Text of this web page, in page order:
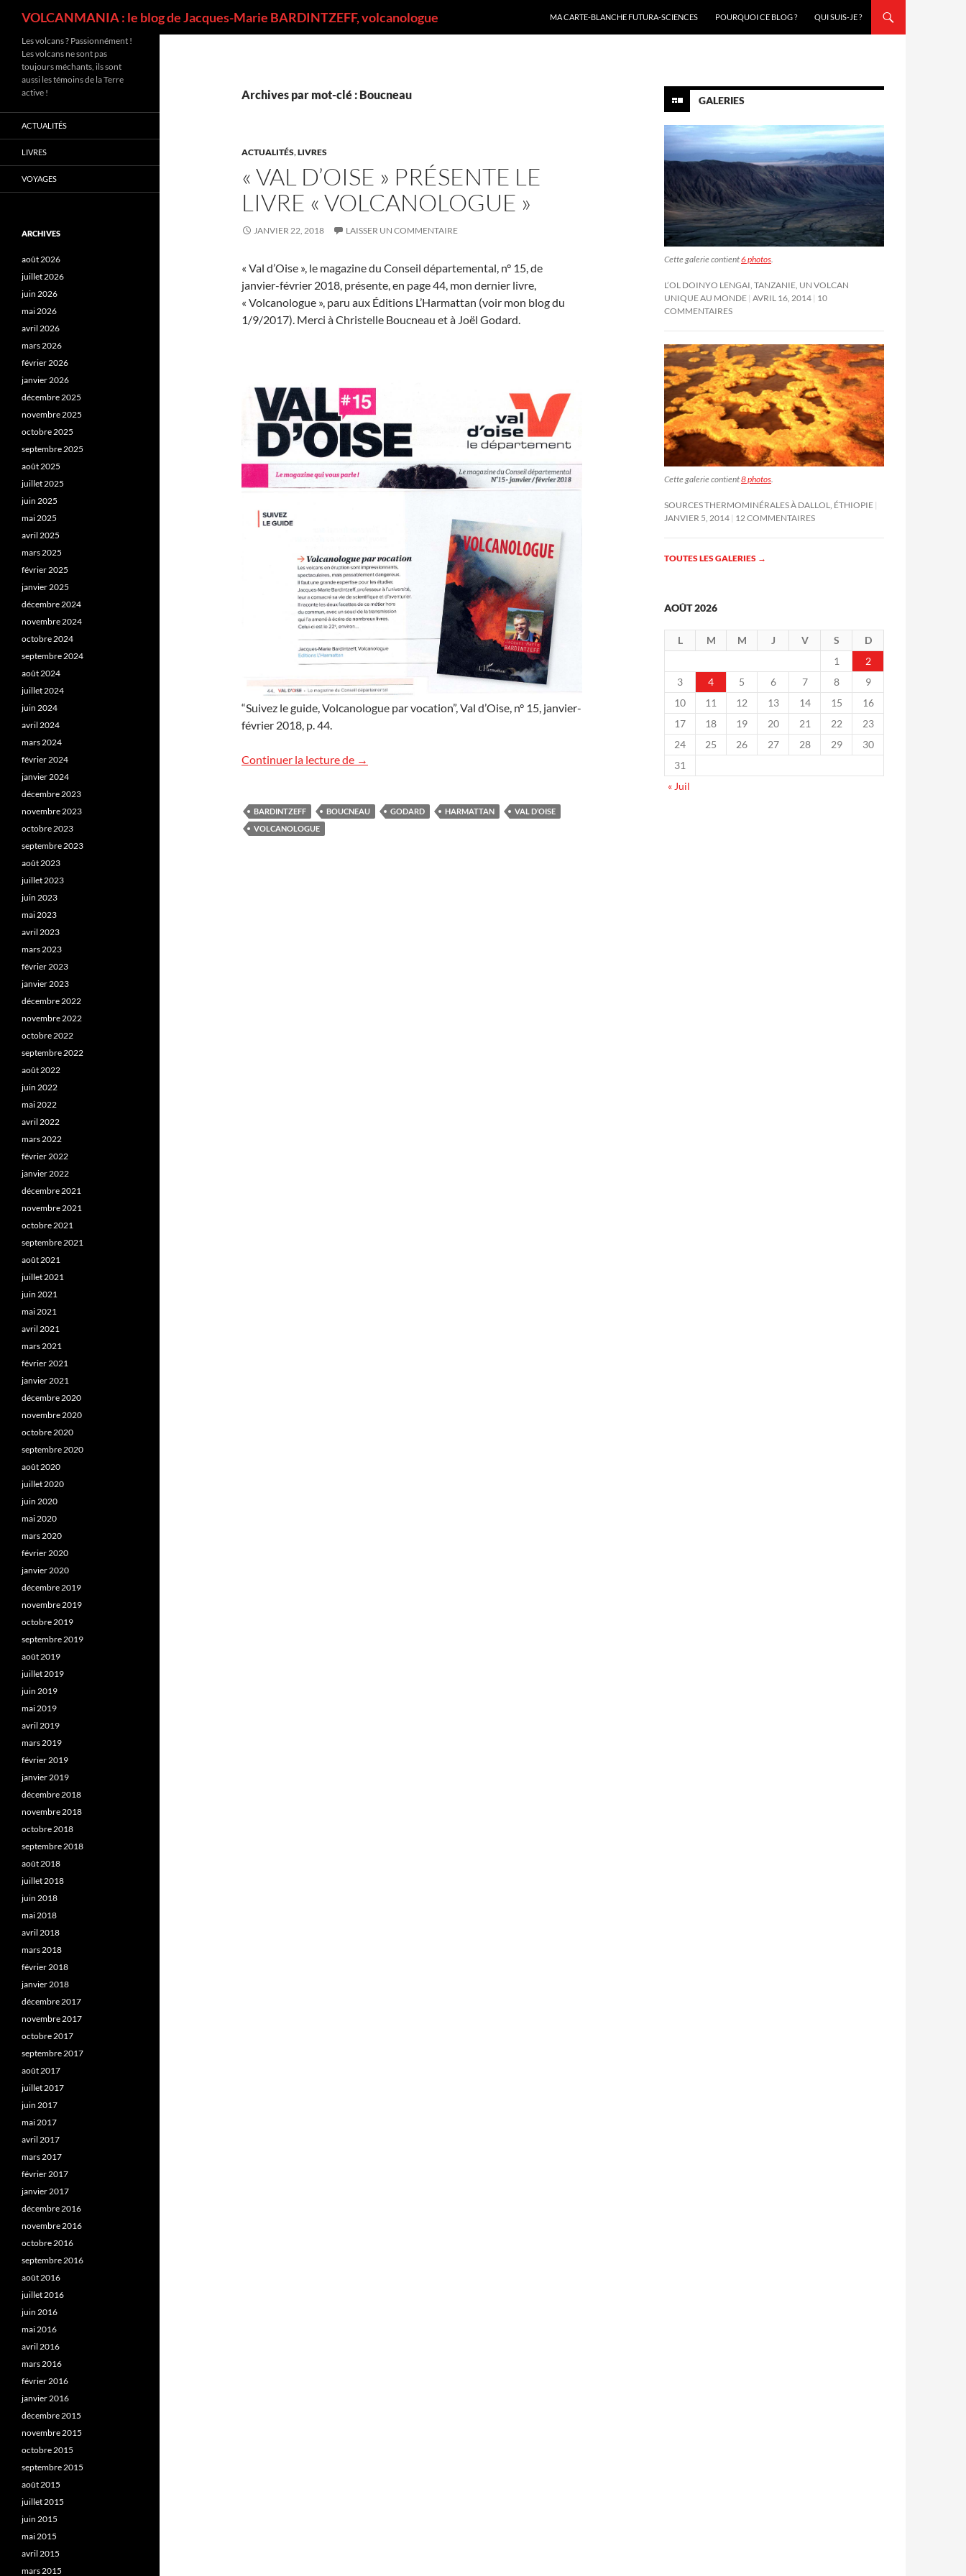
VOLCANMANIA : le blog de Jacques-Marie BARDINTZEFF, volcanologue
MA CARTE-BLANCHE FUTURA-SCIENCES
POURQUOI CE BLOG ? QUI SUIS-JE ?
Archives par mot-clé : Boucneau
ACTUALITÉS,LIVRES
« VAL D’OISE » PRÉSENTE LE
LIVRE « VOLCANOLOGUE »
JANVIER 22, 2018 LAISSER UN COMMENTAIRE
« Val d’Oise », le magazine du Conseil départemental, n° 15, de
janvier-février 2018, présente, en page 44, mon dernier livre,
« Volcanologue », paru aux Éditions L’Harmattan (voir mon blog du
1/9/2017). Merci à Christelle Boucneau et à Joël Godard.
“Suivez le guide, Volcanologue par vocation”, Val d’Oise, n° 15, janvier-
février 2018, p. 44.
Continuer la lecture de « Val d’Oise » présente le livre « Volcanologue »
→
BARDINTZEFF BOUCNEAU GODARD HARMATTAN
VAL D’OISE
VOLCANOLOGUE
GALERIES
Cette galerie contient6 photos.
L’OL DOINYO LENGAI, TANZANIE, UN VOLCAN
UNIQUE AU MONDE AVRIL 16, 2014 10
COMMENTAIRES
Cette galerie contient8 photos
SOURCES THERMOMINÉRALES À DALLOL, ÉTHIOPIE
JANVIER 5, 2014 12 COMMENTAIRES
TOUTES LES GALERIES →
AOÛT 2026
L M M J V S
D
1
2
3
4 5 6 7 8
9
10
11 12 13 14 15
16
17
18 19 20 21 22
23
24
25 26 27 28 29
30
31
« Juil
Les volcans ? Passionnément !
Les volcans ne sont pas
toujours méchants, ils sont
aussi les témoins de la Terre
active !
ACTUALITÉS
LIVRES
VOYAGES
ARCHIVES
août 2026
juillet 2026
juin 2026
mai 2026
avril 2026
mars 2026
février 2026
janvier 2026
décembre 2025
novembre 2025
octobre 2025
septembre 2025
août 2025
juillet 2025
juin 2025
mai 2025
avril 2025
mars 2025
février 2025
janvier 2025
décembre 2024
novembre 2024
octobre 2024
septembre 2024
août 2024
juillet 2024
juin 2024
avril 2024
mars 2024
février 2024
janvier 2024
décembre 2023
novembre 2023
octobre 2023
septembre 2023
août 2023
juillet 2023
juin 2023
mai 2023
avril 2023
mars 2023
février 2023
janvier 2023
décembre 2022
novembre 2022
octobre 2022
septembre 2022
août 2022
juin 2022
mai 2022
avril 2022
mars 2022
février 2022
janvier 2022
décembre 2021
novembre 2021
octobre 2021
septembre 2021
août 2021
juillet 2021
juin 2021
mai 2021
avril 2021
mars 2021
février 2021
janvier 2021
décembre 2020
novembre 2020
octobre 2020
septembre 2020
août 2020
juillet 2020
juin 2020
mai 2020
mars 2020
février 2020
janvier 2020
décembre 2019
novembre 2019
octobre 2019
septembre 2019
août 2019
juillet 2019
juin 2019
mai 2019
avril 2019
mars 2019
février 2019
janvier 2019
décembre 2018
novembre 2018
octobre 2018
septembre 2018
août 2018
juillet 2018
juin 2018
mai 2018
avril 2018
mars 2018
février 2018
janvier 2018
décembre 2017
novembre 2017
octobre 2017
septembre 2017
août 2017
juillet 2017
juin 2017
mai 2017
avril 2017
mars 2017
février 2017
janvier 2017
décembre 2016
novembre 2016
octobre 2016
septembre 2016
août 2016
juillet 2016
juin 2016
mai 2016
avril 2016
mars 2016
février 2016
janvier 2016
décembre 2015
novembre 2015
octobre 2015
septembre 2015
août 2015
juillet 2015
juin 2015
mai 2015
avril 2015
mars 2015